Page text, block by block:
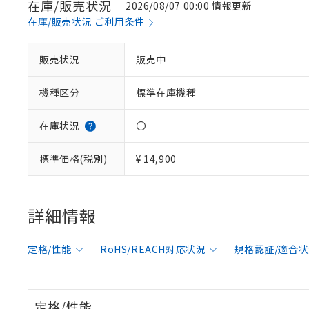
在庫/販売状況
2026/08/07 00:00 情報更新
在庫/販売状況 ご利用条件
販売状況 販売中
機種区分 標準在庫機種
在庫状況 〇
標準価格(税別) ¥ 14,900
詳細情報
定格/性能 RoHS/REACH対応状況 規格認証/適合